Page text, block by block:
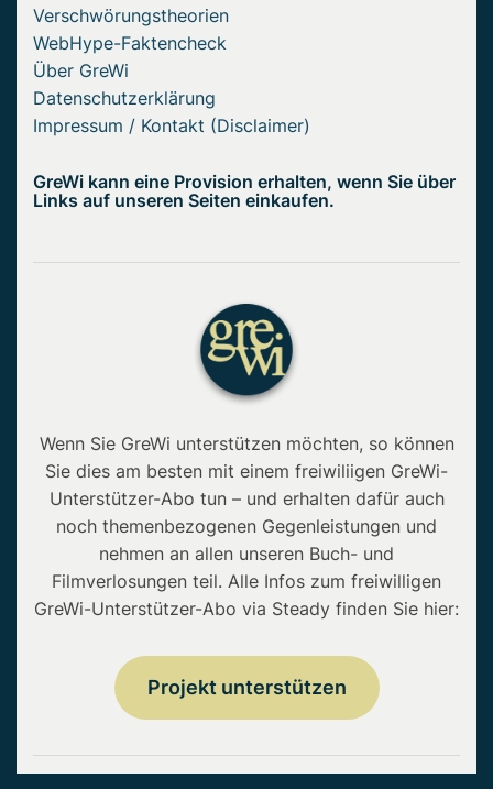
Verschwörungstheorien
WebHype-Faktencheck
Über GreWi
Datenschutzerklärung
Impressum / Kontakt (Disclaimer)
GreWi kann eine Provision erhalten, wenn Sie über
Links auf unseren Seiten einkaufen.
Wenn Sie GreWi unterstützen möchten, so können
Sie dies am besten mit einem freiwiliigen GreWi-
Unterstützer-Abo tun – und erhalten dafür auch
noch themenbezogenen Gegenleistungen und
nehmen an allen unseren Buch- und
Filmverlosungen teil. Alle Infos zum freiwilligen
GreWi-Unterstützer-Abo via Steady finden Sie hier:
Projekt unterstützen